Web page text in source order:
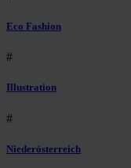
Eco Fashion
#
Illustration
#
Niederösterreich